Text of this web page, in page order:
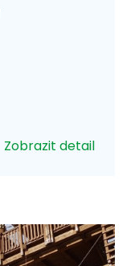
Zobrazit detail